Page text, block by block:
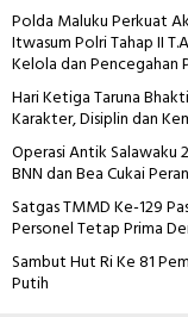
Polda Maluku Perkuat
Itwasum Polri Tahap II
Kelola dan Pencegahan
Hari Ketiga Taruna
Karakter, Disiplin dan
Operasi Antik Salawaku
BNN dan Bea Cukai
Satgas TMMD Ke-129
Personel Tetap Prima
Sambut Hut Ri Ke 81
Putih